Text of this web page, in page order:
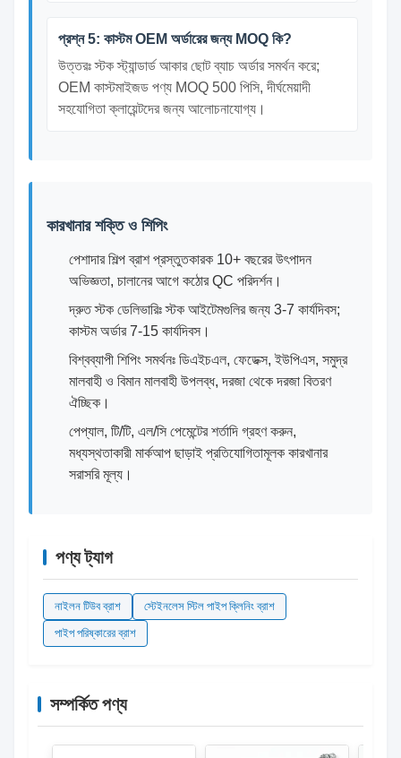
প্রশ্ন 5: কাস্টম OEM অর্ডারের জন্য MOQ কি?
উত্তরঃ স্টক স্ট্যান্ডার্ড আকার ছোট ব্যাচ অর্ডার সমর্থন করে;
OEM কাস্টমাইজড পণ্য MOQ 500 পিসি, দীর্ঘমেয়াদী
সহযোগিতা ক্লায়েন্টদের জন্য আলোচনাযোগ্য।
কারখানার শক্তি ও শিপিং
পেশাদার শিল্প ব্রাশ প্রস্তুতকারক 10+ বছরের উৎপাদন
অভিজ্ঞতা, চালানের আগে কঠোর QC পরিদর্শন।
দ্রুত স্টক ডেলিভারিঃ স্টক আইটেমগুলির জন্য 3-7 কার্যদিবস;
কাস্টম অর্ডার 7-15 কার্যদিবস।
বিশ্বব্যাপী শিপিং সমর্থনঃ ডিএইচএল, ফেডেক্স, ইউপিএস, সমুদ্র
মালবাহী ও বিমান মালবাহী উপলব্ধ, দরজা থেকে দরজা বিতরণ
ঐচ্ছিক।
পেপ্যাল, টি/টি, এল/সি পেমেন্টের শর্তাদি গ্রহণ করুন,
মধ্যস্থতাকারী মার্কআপ ছাড়াই প্রতিযোগিতামূলক কারখানার
সরাসরি মূল্য।
পণ্য ট্যাগ
নাইলন টিউব ব্রাশ
স্টেইনলেস স্টিল পাইপ ক্লিনিং ব্রাশ
পাইপ পরিষ্কারের ব্রাশ
সম্পর্কিত পণ্য